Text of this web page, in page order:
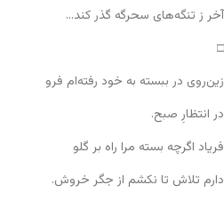
آخر ز تنگه‌های سحرگه گذر کند…
□
زین‌روی در ببسته به خود رفته‌ام فرو
در انتظارِ صبح.
فریاد اگرچه بسته مرا راه بر گلو
دارم تلاش تا نکشم از جگر خروش.